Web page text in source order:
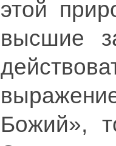
этой
высшие
Божий»,